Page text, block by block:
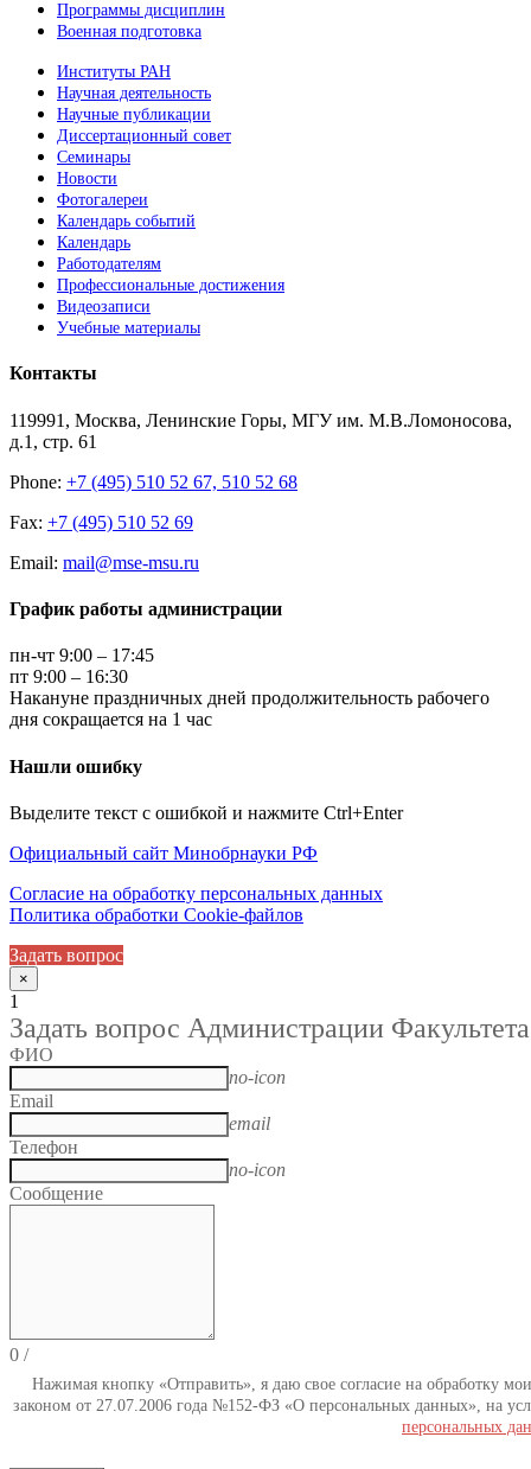
Программы дисциплин
Военная подготовка
Институты РАН
Научная деятельность
Научные публикации
Диссертационный совет
Семинары
Новости
Фотогалереи
Календарь событий
Календарь
Работодателям
Профессиональные достижения
Видеозаписи
Учебные материалы
Контакты
119991, Москва, Ленинские Горы, МГУ им. М.В.Ломоносова,
д.1, стр. 61
Phone: +7 (495) 510 52 67, 510 52 68
Fax: +7 (495) 510 52 69
Email: mail@mse-msu.ru
График работы администрации
пн-чт 9:00 – 17:45
пт 9:00 – 16:30
Накануне праздничных дней продолжительность рабочего
дня сокращается на 1 час
Нашли ошибку
Выделите текст с ошибкой и нажмите Ctrl+Enter
Официальный сайт Минобрнауки РФ
Согласие на обработку персональных данных
Политика обработки Cookie-файлов
Задать вопрос
×
1
Задать вопрос Администрации Факультета
ФИО
no-icon
Email
email
Телефон
no-icon
Сообщение
0 /
Нажимая кнопку «Отправить», я даю свое согласие на обработку
законом от 27.07.2006 года №152-ФЗ «О персональных данных», на
персональных